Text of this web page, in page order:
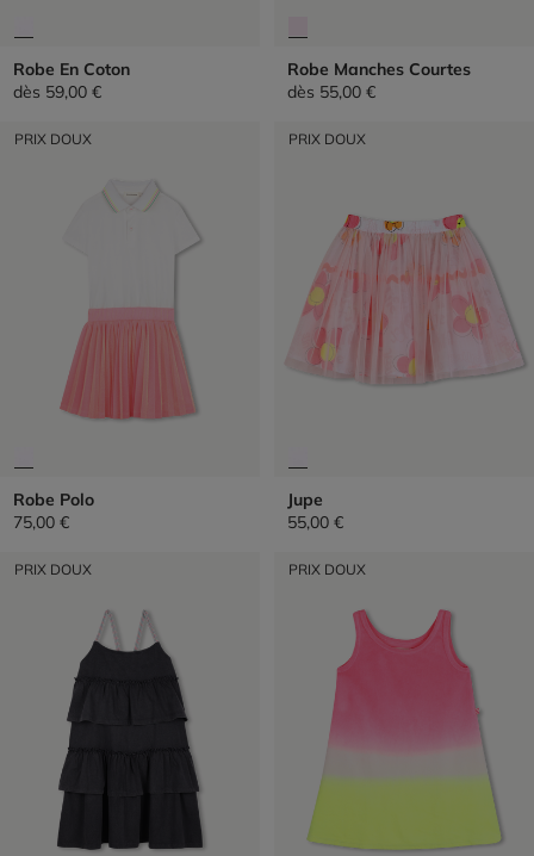
Robe En Coton
dès 59,00 €
Robe Manches Courtes
dès 55,00 €
PRIX DOUX
Robe Polo
75,00 €
PRIX DOUX
Jupe
55,00 €
PRIX DOUX PRIX DOUX